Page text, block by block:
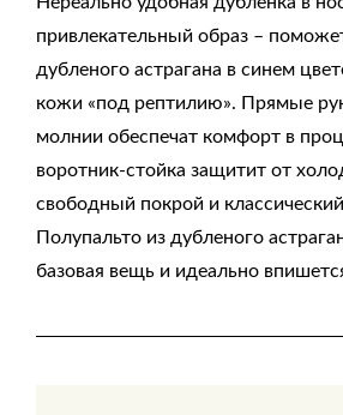
привлекательный образ –
дубленого астрагана в синем
кожи «под рептилию». Прямые
молнии обеспечат комфорт в
воротник-стойка защитит от
свободный покрой и
Полупальто из дубленого
базовая вещь и идеально